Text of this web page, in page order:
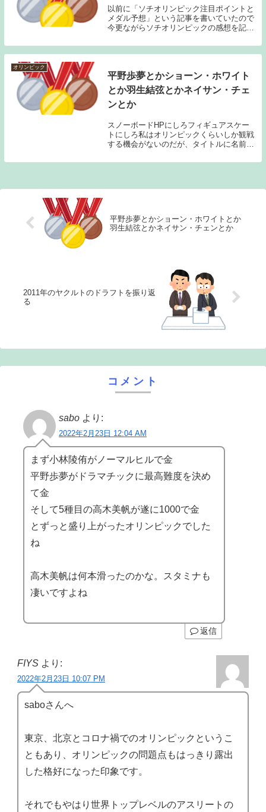
以前に「ソチオリンピック注目ポイントと
メダル予想」という記事を書いていたので
今更ながらソチオリンピックの感想を記し
イベートな用事と大雪とインフルエンザに
見舞われてしまったため思うように観戦が
オリンピック
平野歩夢とかショーン・ホワイト
とか羽生結弦とかネイサン・チェ
ンとか
スノーボードHPにしろフィギュアスケー
トにしろ私はオリンピックくらいしか観戦
する機会がないのだが、タイトルに名前を
伝わってくる選手達である。各競技のレベ
平野歩夢とかショーン・ホワイトとか
羽生結弦とかネイサン・チェンとか
2011年のヤクルトのドラフトを振り返
る
コメント
sabo より:
2022年2月23日 12:04 AM
まず小林陵侑がノーマルヒルで金
平野歩夢がドラマチックに最高難度を決め
て金
そして5種目の高木美帆が遂に1000で金
とずっと盛り上がったオリンピックでした
ね
高木美帆は何本滑ったのかな。スタミナも
凄いですよね
返信
FIYS より:
2022年2月23日 10:07 PM
saboさんへ
東京、北京とコロナ禍でのオリンピックというこ
ともあり、オリンピックの問題点もはっきり露出
した格好になった印象です。
それでもやはり世界トップレベルのアスリートの